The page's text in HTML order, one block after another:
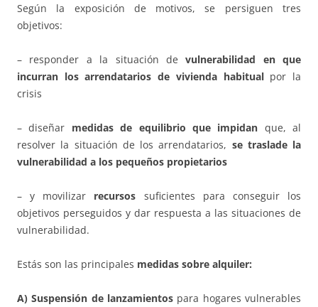
Según la exposición de motivos, se persiguen tres
objetivos:
– responder a la situación devulnerabilidad en que
incurran los arrendatarios de vivienda habitualpor la
crisis
– diseñar medidas de equilibrio que impidan que, al
resolver la situación de los arrendatarios, se traslade la
vulnerabilidad a los pequeños propietarios
– y movilizar recursos suficientes para conseguir los
objetivos perseguidos y dar respuesta a las situaciones de
vulnerabilidad.
Estás son las principales medidas sobre alquiler:
A) Suspensión de lanzamientos para hogares vulnerables